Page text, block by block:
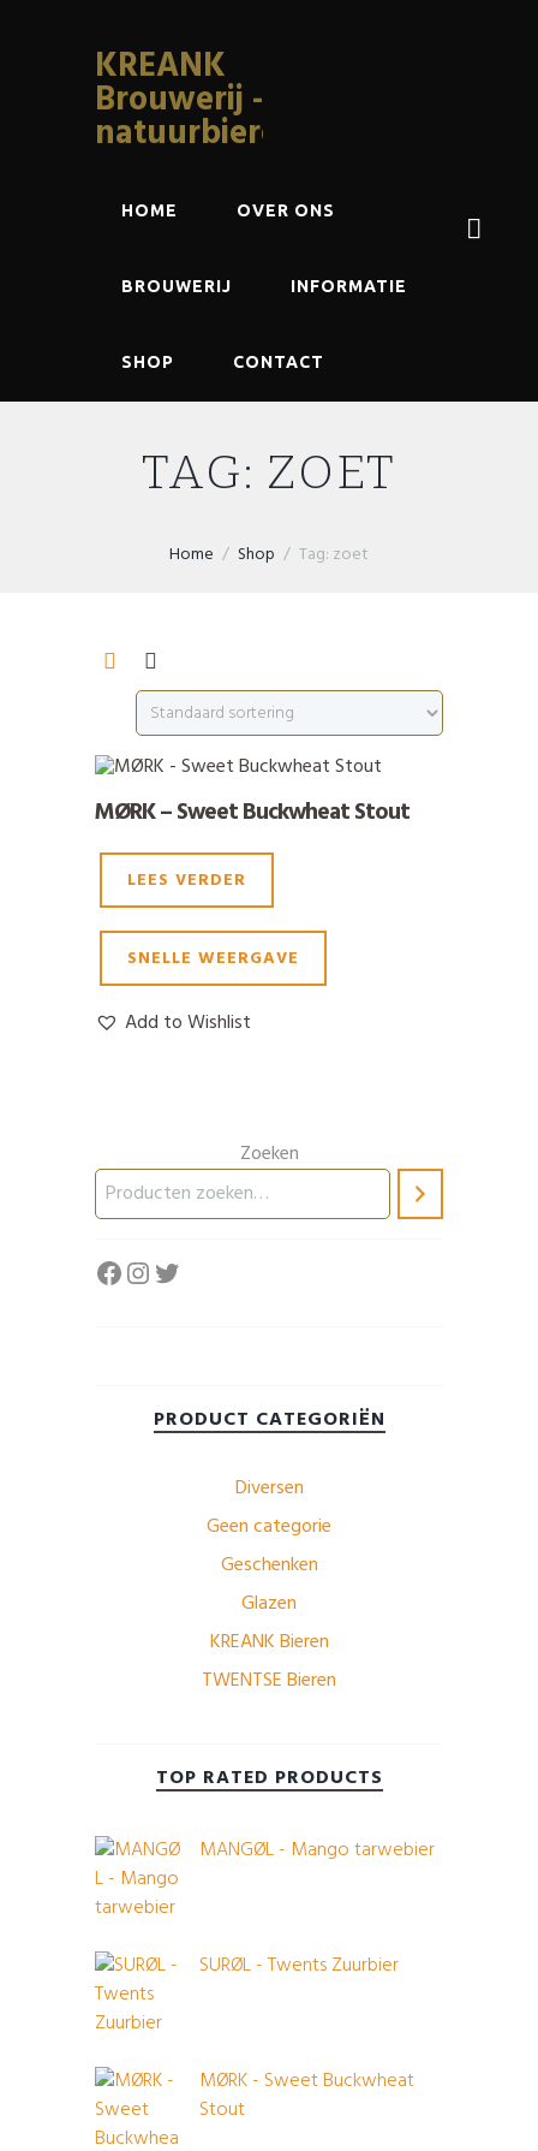
KREANK
Brouwerij -
natuurbieren
HOME OVER ONS
BROUWERIJ INFORMATIE
SHOP CONTACT
TAG: ZOET
Home Shop Tag: zoet
MØRK – Sweet Buckwheat Stout
LEES VERDER
SNELLE WEERGAVE
Add to Wishlist
Zoeken
Facebook
Instagram
Twitter
PRODUCT CATEGORIËN
Diversen
Geen categorie
Geschenken
Glazen
KREANK Bieren
TWENTSE Bieren
TOP RATED PRODUCTS
MANGØL - Mango tarwebier
SURØL - Twents Zuurbier
MØRK - Sweet Buckwheat
Stout